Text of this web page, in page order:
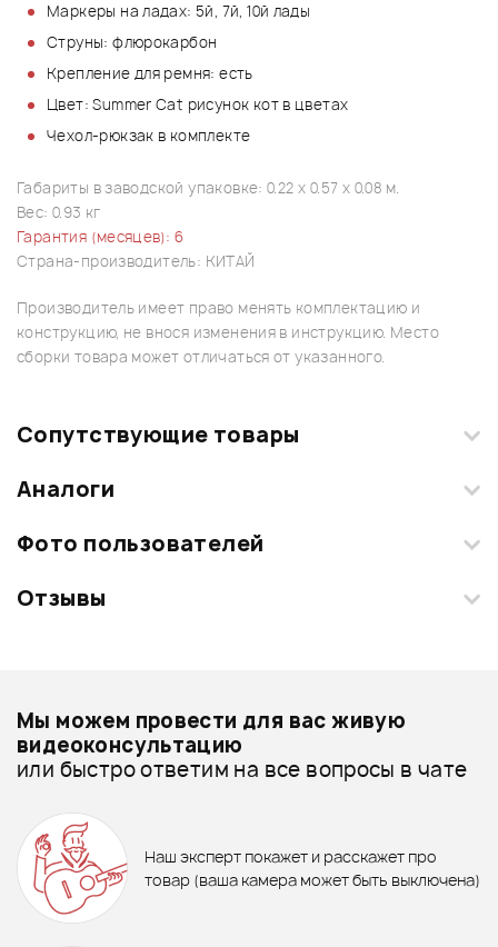
Маркеры на ладах: 5й, 7й, 10й лады
Струны: флюрокарбон
Крепление для ремня: есть
Цвет: Summer Cat рисунок кот в цветах
Чехол-рюкзак в комплекте
Габариты в заводской упаковке: 0.22 x 0.57 x 0.08 м.
Вес: 0.93 кг
Гарантия (месяцев): 6
Страна-производитель: КИТАЙ
Производитель имеет право менять комплектацию и
конструкцию, не внося изменения в инструкцию. Место
сборки товара может отличаться от указанного.
Сопутствующие товары
7%
758 ₽
КАПОДАСТР для укулеле
FZONE FC-82 SILVER
В корзину
Аналоги
3 850 ₽
Укулеле FLIGHT TUS 35 YW
4 960 ₽
Укулеле FLIGHT TUC-DASHA
Фото пользователей
Загрузите свои фотографии купленного товара и получите
Отзывы
Отзывы
Укулеле - дешевле
Укулеле - дороже
Укулеле - новинки
Мы можем провести для вас живую
видеоконсультацию
или быстро ответим на все вопросы в чате
Наш эксперт покажет и расскажет про
товар (ваша камера может быть выключена)